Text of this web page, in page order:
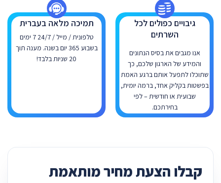
גיבויים כפולים לכל
השרתים
אנו מגבים את בסיס הנתונים
והמידע של הארגון שלכם, כך
שתוכלו לתפעל אותם ברגע האמת
בפשטות בקליק אחד, ברמה יומית,
שבועית או חודשית – לפי
בחירתכם.
תמיכה מלאה בעברית
טלפונית / מייל / 24/7 7 ימים
בשבוע 365 יום בשנה. מענה תוך
20 שניות בלבד!
קבלו הצעת מחיר מותאמת